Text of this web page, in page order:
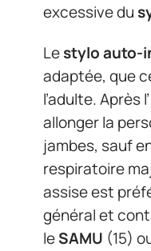
excessive du
Lestylo auto-
adaptée, que
l’adulte. Après
allonger la
jambes, sauf
respiratoire
assise est
général et
leSAMU (15)